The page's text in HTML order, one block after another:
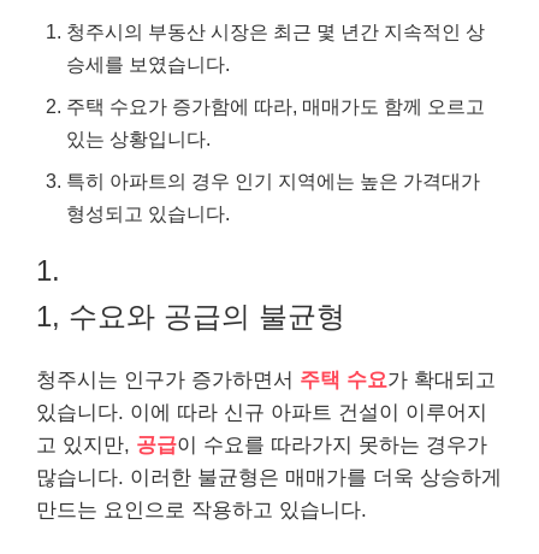
청주시의 부동산 시장은 최근 몇 년간 지속적인 상
승세를 보였습니다.
주택 수요가 증가함에 따라, 매매가도 함께 오르고
있는 상황입니다.
특히 아파트의 경우 인기 지역에는 높은 가격대가
형성되고 있습니다.
1.
1, 수요와 공급의 불균형
청주시는 인구가 증가하면서 주택 수요가 확대되고
있습니다. 이에 따라 신규 아파트 건설이 이루어지
고 있지만, 공급이 수요를 따라가지 못하는 경우가
많습니다. 이러한 불균형은 매매가를 더욱 상승하게
만드는 요인으로 작용하고 있습니다.